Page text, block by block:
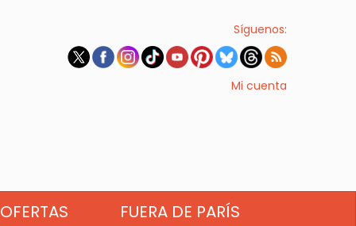
Síguenos:
Mi cuenta
OFERTAS FUERA DE PARÍS